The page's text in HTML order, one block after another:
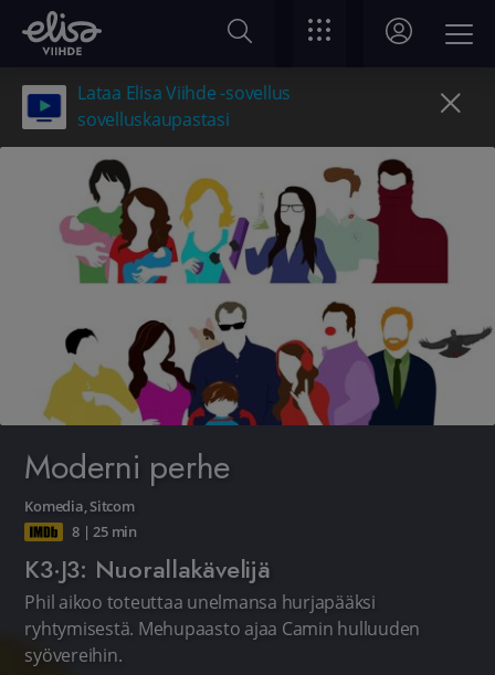
Lataa Elisa Viihde -sovellus
sovelluskaupastasi
Moderni perhe
Komedia,Sitcom
8 |25 min
K3·J3: Nuorallakävelijä
Phil aikoo toteuttaa unelmansa hurjapääksi
ryhtymisestä. Mehupaasto ajaa Camin hulluuden
syövereihin.